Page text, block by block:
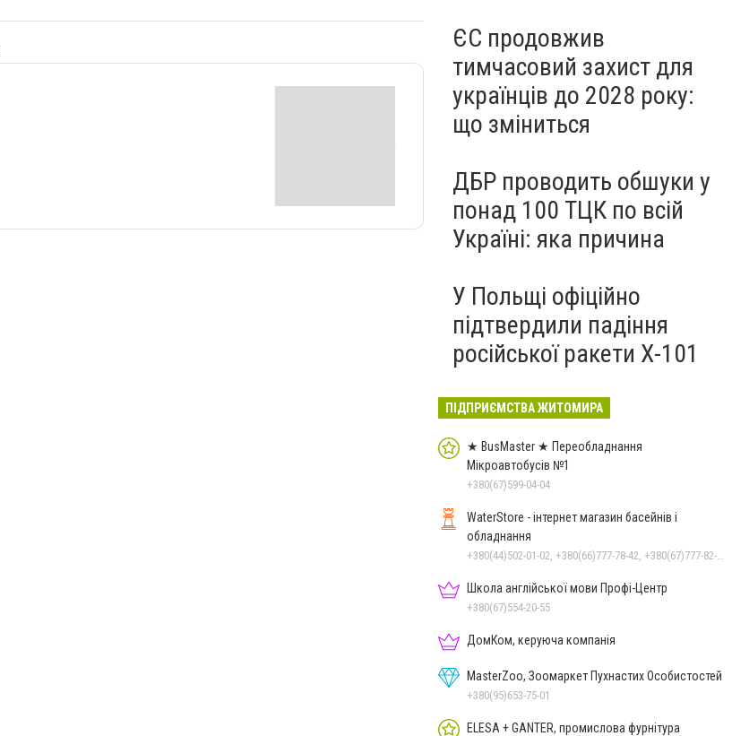
ЄС продовжив
тимчасовий захист для
українців до 2028 року:
що зміниться
ДБР проводить обшуки у
понад 100 ТЦК по всій
Україні: яка причина
У Польщі офіційно
підтвердили падіння
російської ракети Х-101
ПІДПРИЄМСТВА ЖИТОМИРА
★ BusMaster ★ Переобладнання
Мікроавтобусів №1
+380(67)599-04-04
WaterStore - інтернет магазин басейнів і
обладнання
+380(44)502-01-02, +380(66)777-78-42, +380(67)777-82-19, +380(67)890-80-80, +380(73)890-80-80, +380(44)502-01-03
Школа англійської мови Профі-Центр
+380(67)554-20-55
ДомКом, керуюча компанія
MasterZoo, Зоомаркет Пухнастих Особистостей
+380(95)653-75-01
ELESA + GANTER, промислова фурнітура